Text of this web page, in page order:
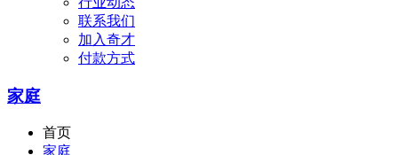
联系我们
加入奇才
付款方式
家庭
首页
家庭